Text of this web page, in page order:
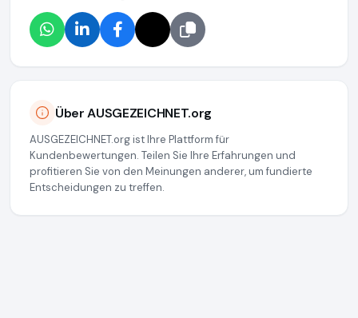
Über AUSGEZEICHNET.org
AUSGEZEICHNET.org ist Ihre Plattform für
Kundenbewertungen. Teilen Sie Ihre Erfahrungen und
profitieren Sie von den Meinungen anderer, um fundierte
Entscheidungen zu treffen.